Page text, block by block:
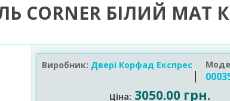
CORNER БІЛИЙ
Виробник: Двері Корфад Експрес
Ціна: 3050.00 грн.